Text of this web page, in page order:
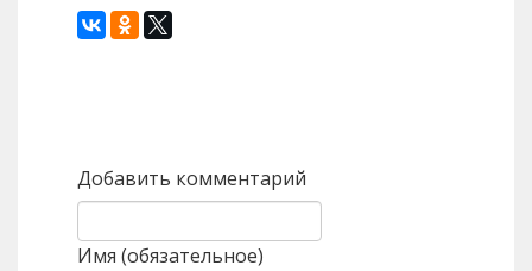
Добавить комментарий
Имя (обязательное)